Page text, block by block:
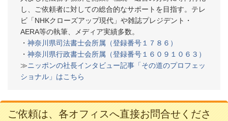
し、ご依頼者に対しての総合的なサポートを目指す。テレ
ビ「NHKクローズアップ現代」や雑誌プレジデント・
AERA等の執筆、メディア実績多数。
・ 神奈川県司法書士会所属（登録番号１７８６）
・ 神奈川県行政書士会所属（登録番号１６０９１０６３）
≫ニッポンの社長インタビュー記事「その道のプロフェッ
ショナル」はこちら
ご依頼は、各オフィスへ直接お問合せくださ